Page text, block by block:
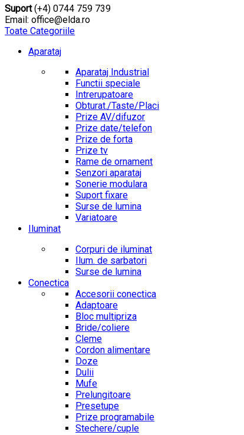
Suport(+4) 0744 759 739
Email: office@elda.ro
Toate Categoriile
Aparataj
Aparataj Industrial
Functii speciale
Intrerupatoare
Obturat./Taste/Placi
Prize AV/difuzor
Prize date/telefon
Prize de forta
Prize tv
Rame de ornament
Senzori aparataj
Sonerie modulara
Suport fixare
Surse de lumina
Variatoare
Iluminat
Corpuri de iluminat
Ilum. de sarbatori
Surse de lumina
Conectica
Accesorii conectica
Adaptoare
Bloc multipriza
Bride/coliere
Cleme
Cordon alimentare
Doze
Dulii
Mufe
Prelungitoare
Presetupe
Prize programabile
Stechere/cuple